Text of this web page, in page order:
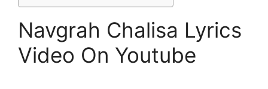
Navgrah Chalisa Lyrics
Video On Youtube